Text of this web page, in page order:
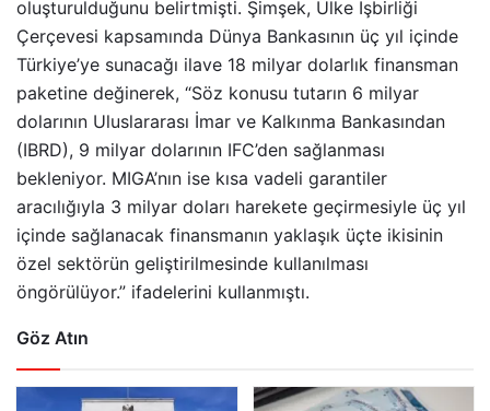
oluşturulduğunu belirtmişti. Şimşek, Ülke İşbirliği
Çerçevesi kapsamında Dünya Bankasının üç yıl içinde
Türkiye’ye sunacağı ilave 18 milyar dolarlık finansman
paketine değinerek, “Söz konusu tutarın 6 milyar
dolarının Uluslararası İmar ve Kalkınma Bankasından
(IBRD), 9 milyar dolarının IFC’den sağlanması
bekleniyor. MIGA’nın ise kısa vadeli garantiler
aracılığıyla 3 milyar doları harekete geçirmesiyle üç yıl
içinde sağlanacak finansmanın yaklaşık üçte ikisinin
özel sektörün geliştirilmesinde kullanılması
öngörülüyor.” ifadelerini kullanmıştı.
Göz Atın